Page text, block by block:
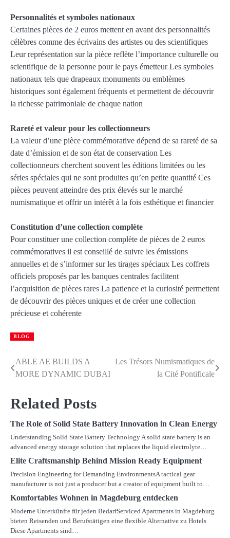
Personnalités et symboles nationaux
Certaines pièces de 2 euros mettent en avant des personnalités
célèbres comme des écrivains des artistes ou des scientifiques
Leur représentation sur la pièce reflète l’importance culturelle ou
scientifique de la personne pour le pays émetteur Les symboles
nationaux tels que drapeaux monuments ou emblèmes
historiques sont également fréquents et permettent de découvrir
la richesse patrimoniale de chaque nation
Rareté et valeur pour les collectionneurs
La valeur d’une pièce commémorative dépend de sa rareté de sa
date d’émission et de son état de conservation Les
collectionneurs cherchent souvent les éditions limitées ou les
séries spéciales qui ne sont produites qu’en petite quantité Ces
pièces peuvent atteindre des prix élevés sur le marché
numismatique et offrir un intérêt à la fois esthétique et financier
Constitution d’une collection complète
Pour constituer une collection complète de pièces de 2 euros
commémoratives il est conseillé de suivre les émissions
annuelles et de s’informer sur les tirages spéciaux Les coffrets
officiels proposés par les banques centrales facilitent
l’acquisition de pièces rares La patience et la curiosité permettent
de découvrir des pièces uniques et de créer une collection
précieuse et cohérente
BLOG
Post
ABLE AE BUILDS A
MORE DYNAMIC DUBAI
Les Trésors Numismatiques de
la Cité Pontificale
Related Posts
The Role of Solid State Battery Innovation in Clean Energy
Understanding Solid State Battery Technology A solid state battery is an
advanced energy storage solution that replaces the liquid electrolyte…
Elite Craftsmanship Behind Mission Ready Equipment
Precision Engineering for Demanding EnvironmentsA tactical gear
manufacturer is not just a producer but a creator of equipment built to…
Komfortables Wohnen in Magdeburg entdecken
Moderne Unterkünfte für jeden BedarfServiced Apartments in Magdeburg
bieten Reisenden und Berufstätigen eine flexible Alternative zu Hotels
Diese Apartments sind…